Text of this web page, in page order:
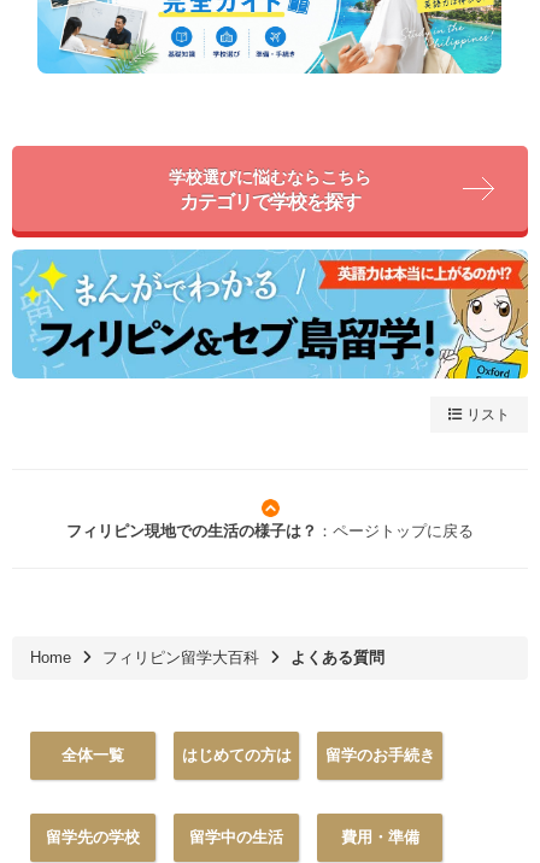
学校選びに悩むならこちら
カテゴリで学校を探す
リスト
フィリピン現地での生活の様子は？ ：ページトップに戻る
Home フィリピン留学大百科 よくある質問
全体一覧 はじめての方は 留学のお手続き
留学先の学校 留学中の生活 費用・準備